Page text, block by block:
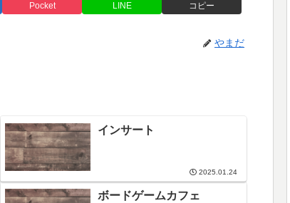
Pocket LINE コピー
やまだ
インサート
2025.01.24
ボードゲームカフェ